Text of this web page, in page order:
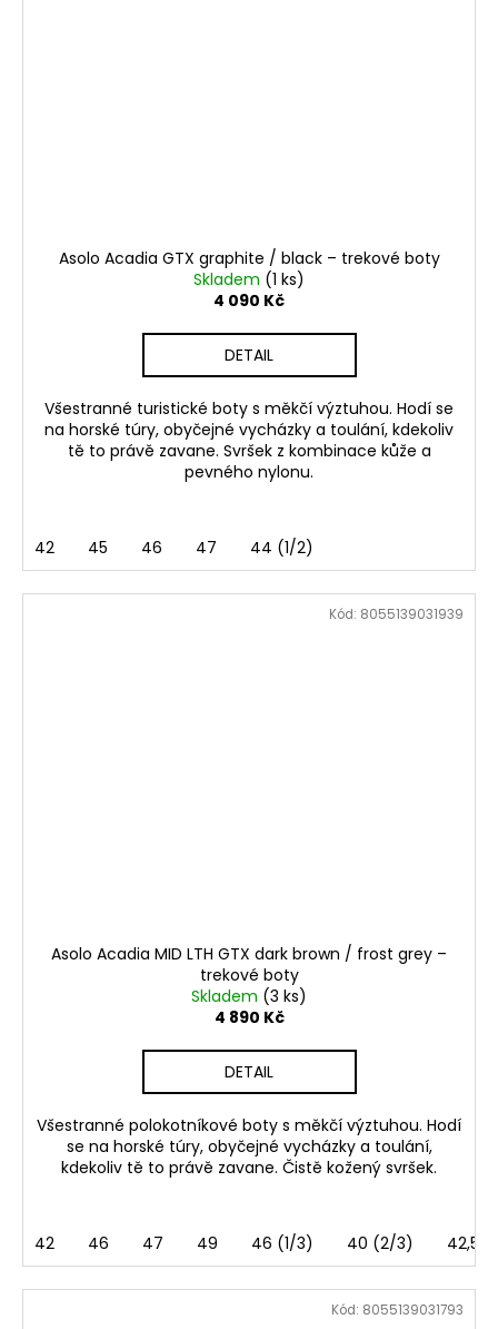
Asolo Acadia GTX graphite / black – trekové boty
Skladem (1 ks)
4 090 Kč
DETAIL
Všestranné turistické boty s měkčí výztuhou. Hodí se
na horské túry, obyčejné vycházky a toulání, kdekoliv
tě to právě zavane. Svršek z kombinace kůže a
pevného nylonu.
42 45 46 47 44 (1/2)
Asolo Acadia MID LTH GTX dark brown / frost grey –
trekové boty
Skladem (3 ks)
4 890 Kč
DETAIL
Všestranné polokotníkové boty s měkčí výztuhou. Hodí
se na horské túry, obyčejné vycházky a toulání,
kdekoliv tě to právě zavane. Čistě kožený svršek.
42 46 47 49 46 (1/3) 40 (2/3) 42,5
Kód: 8055139031939
Kód: 8055139031793